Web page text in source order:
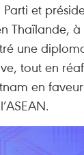
et
Thaïlande,
une
tout en
en